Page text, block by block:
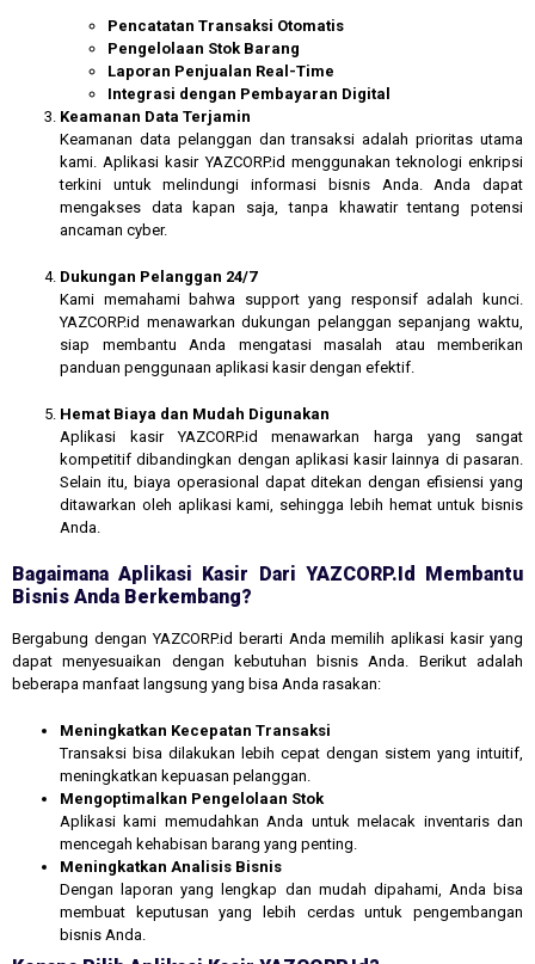
Pencatatan Transaksi Otomatis
Pengelolaan Stok Barang
Laporan Penjualan Real-Time
Integrasi dengan Pembayaran Digital
Keamanan Data Terjamin
Keamanan data pelanggan dan transaksi adalah prioritas utama
kami. Aplikasi kasir YAZCORP.id menggunakan teknologi enkripsi
terkini untuk melindungi informasi bisnis Anda. Anda dapat
mengakses data kapan saja, tanpa khawatir tentang potensi
ancaman cyber.
Dukungan Pelanggan 24/7
Kami memahami bahwa support yang responsif adalah kunci.
YAZCORP.id menawarkan dukungan pelanggan sepanjang waktu,
siap membantu Anda mengatasi masalah atau memberikan
panduan penggunaan aplikasi kasir dengan efektif.
Hemat Biaya dan Mudah Digunakan
Aplikasi kasir YAZCORP.id menawarkan harga yang sangat
kompetitif dibandingkan dengan aplikasi kasir lainnya di pasaran.
Selain itu, biaya operasional dapat ditekan dengan efisiensi yang
ditawarkan oleh aplikasi kami, sehingga lebih hemat untuk bisnis
Anda.
Bagaimana Aplikasi Kasir Dari YAZCORP.id Membantu
Bisnis Anda Berkembang?
Bergabung dengan YAZCORP.id berarti Anda memilih aplikasi kasir yang
dapat menyesuaikan dengan kebutuhan bisnis Anda. Berikut adalah
beberapa manfaat langsung yang bisa Anda rasakan:
Meningkatkan Kecepatan Transaksi
Transaksi bisa dilakukan lebih cepat dengan sistem yang intuitif,
meningkatkan kepuasan pelanggan.
Mengoptimalkan Pengelolaan Stok
Aplikasi kami memudahkan Anda untuk melacak inventaris dan
mencegah kehabisan barang yang penting.
Meningkatkan Analisis Bisnis
Dengan laporan yang lengkap dan mudah dipahami, Anda bisa
membuat keputusan yang lebih cerdas untuk pengembangan
bisnis Anda.